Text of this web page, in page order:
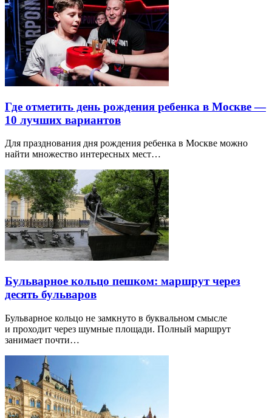
Где отметить день рождения ребенка в Москве —
10 лучших вариантов
Для празднования дня рождения ребенка в Москве можно
найти множество интересных мест…
Бульварное кольцо пешком: маршрут через
десять бульваров
Бульварное кольцо не замкнуто в буквальном смысле
и проходит через шумные площади. Полный маршрут
занимает почти…